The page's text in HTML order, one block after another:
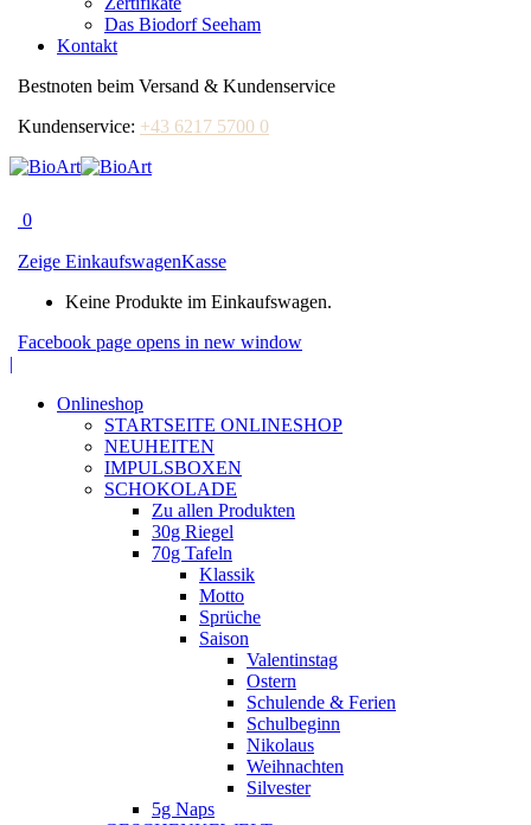
Das Biodorf Seeham
Kontakt
Bestnoten beim Versand & Kundenservice
Kundenservice: +43 6217 5700 0
0
Zeige EinkaufswagenKasse
Keine Produkte im Einkaufswagen.
Facebook page opens in new window
|
Onlineshop
STARTSEITE ONLINESHOP
NEUHEITEN
IMPULSBOXEN
SCHOKOLADE
Zu allen Produkten
30g Riegel
70g Tafeln
Klassik
Motto
Sprüche
Saison
Valentinstag
Ostern
Schulende & Ferien
Schulbeginn
Nikolaus
Weihnachten
Silvester
5g Naps